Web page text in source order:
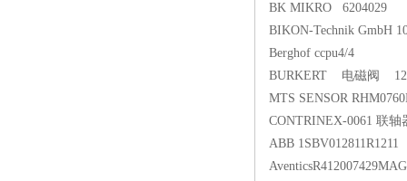
BK MIKRO 6204029
BIKON-Technik GmbH
Berghof ccpu4/4
BURKERT 电磁阀
MTS SENSOR
CONTRINEX-0061 联轴
ABB 1SBV012811R1211